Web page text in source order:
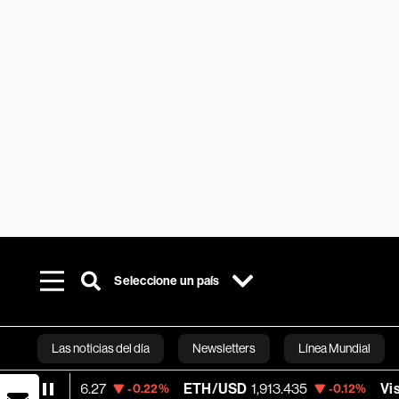
Seleccione un país
Las noticias del día Newsletters Línea Mundial
Bloomberg
ETH/USD 1,913.435 -0.12% Visa 367.68 -